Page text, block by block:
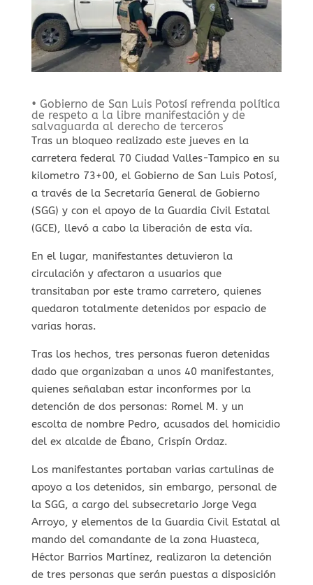
• Gobierno de San Luis Potosí refrenda política
de respeto a la libre manifestación y de
salvaguarda al derecho de terceros
Tras un bloqueo realizado este jueves en la
carretera federal 70 Ciudad Valles-Tampico en su
kilometro 73+00, el Gobierno de San Luis Potosí,
a través de la Secretaría General de Gobierno
(SGG) y con el apoyo de la Guardia Civil Estatal
(GCE), llevó a cabo la liberación de esta vía.
En el lugar, manifestantes detuvieron la
circulación y afectaron a usuarios que
transitaban por este tramo carretero, quienes
quedaron totalmente detenidos por espacio de
varias horas.
Tras los hechos, tres personas fueron detenidas
dado que organizaban a unos 40 manifestantes,
quienes señalaban estar inconformes por la
detención de dos personas: Romel M. y un
escolta de nombre Pedro, acusados del homicidio
del ex alcalde de Ébano, Crispín Ordaz.
Los manifestantes portaban varias cartulinas de
apoyo a los detenidos, sin embargo, personal de
la SGG, a cargo del subsecretario Jorge Vega
Arroyo, y elementos de la Guardia Civil Estatal al
mando del comandante de la zona Huasteca,
Héctor Barrios Martínez, realizaron la detención
de tres personas que serán puestas a disposición